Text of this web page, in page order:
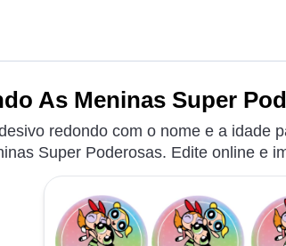
As Meninas Super
redondo com o nome e a idade
Super Poderosas. Edite online e